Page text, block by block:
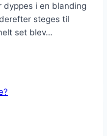
i en blanding
steges til
set blev…